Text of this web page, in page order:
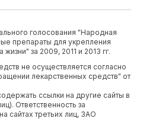
голосования "Народная
препараты для укрепления
за 2009, 2011 и 2013 гг.
не осуществляется согласно
лекарственных средств" от
ссылки на другие сайты в
Ответственность за
третьих лиц, ЗАО